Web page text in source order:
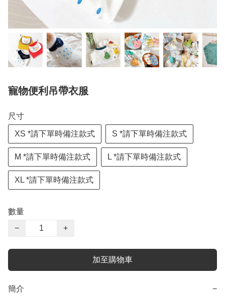
寵物便利吊帶衣服
尺寸
XS *請下單時備注款式 S *請下單時備注款式
M *請下單時備注款式 L *請下單時備注款式
XL *請下單時備注款式
數量
−
+
加至購物車
簡介 −